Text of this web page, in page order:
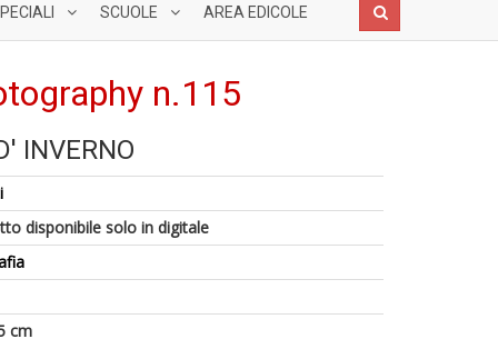
SCUOLE AREA EDICOLE
n.115
INVERNO
disponibile solo in digitale
cm